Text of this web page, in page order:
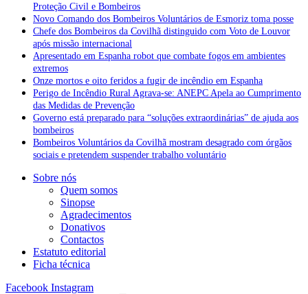
Proteção Civil e Bombeiros
Novo Comando dos Bombeiros Voluntários de Esmoriz toma posse
Chefe dos Bombeiros da Covilhã distinguido com Voto de Louvor
após missão internacional
Apresentado em Espanha robot que combate fogos em ambientes
extremos
Onze mortos e oito feridos a fugir de incêndio em Espanha
Perigo de Incêndio Rural Agrava-se: ANEPC Apela ao Cumprimento
das Medidas de Prevenção
Governo está preparado para “soluções extraordinárias” de ajuda aos
bombeiros
Bombeiros Voluntários da Covilhã mostram desagrado com órgãos
sociais e pretendem suspender trabalho voluntário
Sobre nós
Quem somos
Sinopse
Agradecimentos
Donativos
Contactos
Estatuto editorial
Ficha técnica
Facebook Instagram